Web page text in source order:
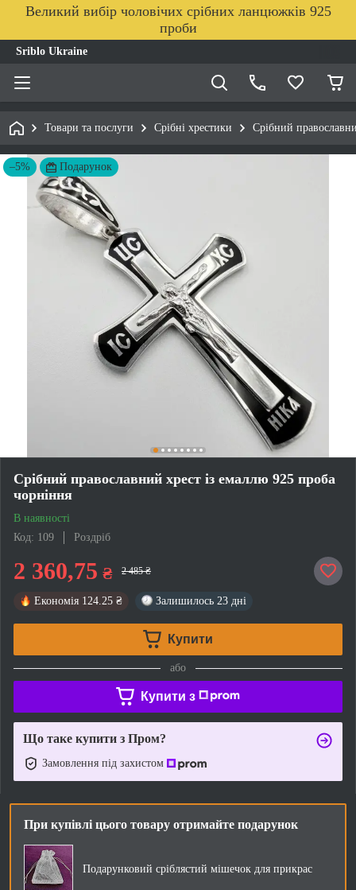
Великий вибір чоловічих срібних ланцюжків 925
проби
Sriblo Ukraine
Товари та послуги Срібні хрестики Срібний
–5% Подарунок
Срібний православний хрест із емаллю 925 проба
чорніння
В наявності
Код: 109
Роздріб
2 360,75 ₴ 2 485 ₴
Економія 124.25 ₴ Залишилось 23 дні
Купити
або
Купити з
Що таке купити з Пром?
Замовлення під захистом
При купівлі цього товару отримайте подарунок
Подарунковий сріблястий мішечок для прикрас